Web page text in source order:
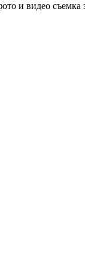
и видео